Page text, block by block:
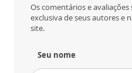
Os comentários e
exclusiva de seus autores e
site.
Seu nome